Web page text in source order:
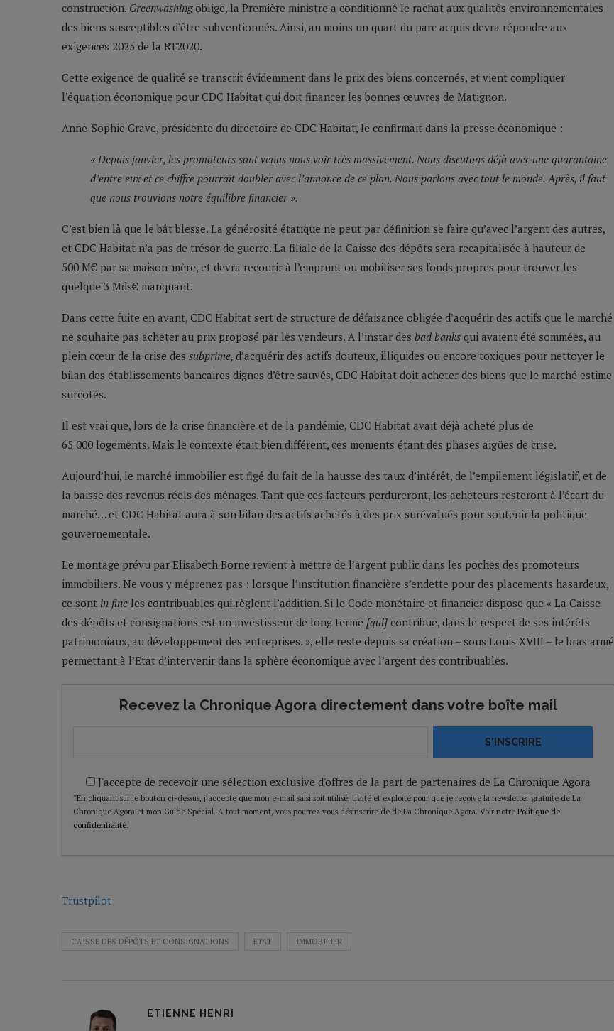
construction. Greenwashingoblige, la Première ministre a conditionné le rachat aux qualités environnementales
des biens susceptibles d’être subventionnés. Ainsi, au moins un quart du parc acquis devra répondre aux
exigences 2025 de la RT2020.
Cette exigence de qualité se transcrit évidemment dans le prix des biens concernés, et vient compliquer
l’équation économique pour CDC Habitat qui doit financer les bonnes œuvres de Matignon.
Anne-Sophie Grave, présidente du directoire de CDC Habitat, le confirmait dans la presse économique :
« Depuis janvier, les promoteurs sont venus nous voir très massivement. Nous discutons déjà avec une quarantaine
d’entre eux et ce chiffre pourrait doubler avec l’annonce de ce plan. Nous parlons avec tout le monde. Après, il faut
que nous trouvions notre équilibre financier ».
C’est bien là que le bât blesse. La générosité étatique ne peut par définition se faire qu’avec l’argent des autres,
et CDC Habitat n’a pas de trésor de guerre. La filiale de la Caisse des dépôts sera recapitalisée à hauteur de
500 M€ par sa maison-mère, et devra recourir à l’emprunt ou mobiliser ses fonds propres pour trouver les
quelque 3 Mds€ manquant.
Dans cette fuite en avant, CDC Habitat sert de structure de défaisance obligée d’acquérir des actifs que le marché
ne souhaite pas acheter au prix proposé par les vendeurs. A l’instar des bad banks qui avaient été sommées, au
plein cœur de la crise des subprime, d’acquérir des actifs douteux, illiquides ou encore toxiques pour nettoyer le
bilan des établissements bancaires dignes d’être sauvés, CDC Habitat doit acheter des biens que le marché estime
surcotés.
Il est vrai que, lors de la crise financière et de la pandémie, CDC Habitat avait déjà acheté plus de
65 000 logements. Mais le contexte était bien différent, ces moments étant des phases aigües de crise.
Aujourd’hui, le marché immobilier est figé du fait de la hausse des taux d’intérêt, de l’empilement législatif, et de
la baisse des revenus réels des ménages. Tant que ces facteurs perdureront, les acheteurs resteront à l’écart du
marché… et CDC Habitat aura à son bilan des actifs achetés à des prix surévalués pour soutenir la politique
gouvernementale.
Le montage prévu par Elisabeth Borne revient à mettre de l’argent public dans les poches des promoteurs
immobiliers. Ne vous y méprenez pas : lorsque l’institution financière s’endette pour des placements hasardeux,
ce sont in fine les contribuables qui règlent l’addition. Si le Code monétaire et financier dispose que « La Caisse
des dépôts et consignations est un investisseur de long terme [qui] contribue, dans le respect de ses intérêts
patrimoniaux, au développement des entreprises. », elle reste depuis sa création – sous Louis XVIII – le bras armé
permettant à l’Etat d’intervenir dans la sphère économique avec l’argent des contribuables.
Recevez la Chronique Agora directement dans votre boîte mail
S'INSCRIRE
J'accepte de recevoir une sélection exclusive d'offres de la part de partenaires de La Chronique Agora
*En cliquant sur le bouton ci-dessus, j’accepte que mon e-mail saisi soit utilisé, traité et exploité pour que je reçoive la newsletter gratuite de La
Chronique Agora et mon Guide Spécial. A tout moment, vous pourrez vous désinscrire de de La Chronique Agora. Voir notre Politique de
confidentialité.
Trustpilot
CAISSE DES DÉPÔTS ET CONSIGNATIONS ETAT IMMOBILIER
ETIENNE HENRI